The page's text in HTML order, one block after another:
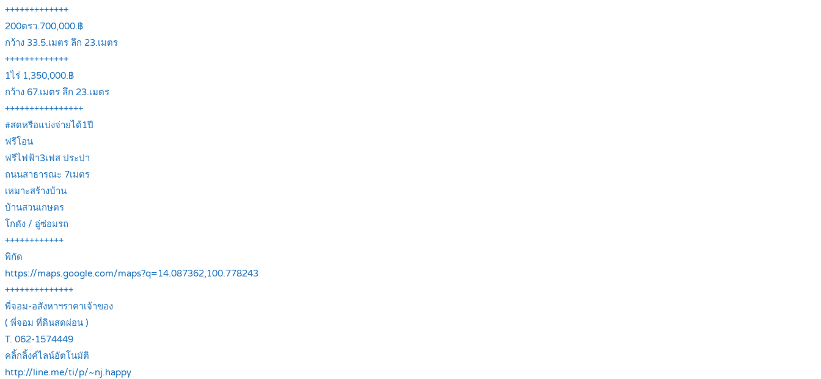
+++++++++++++
200ตรว.700,000.฿
กว้าง 33.5.เมตร ลึก 23.เมตร
+++++++++++++
1ไร่ 1,350,000.฿
กว้าง 67.เมตร ลึก 23.เมตร
++++++++++++++++
#สดหรือแบ่งจ่ายได้1ปี
ฟรีโอน
ฟรีไฟฟ้า3เฟส ประปา
ถนนสาธารณะ 7เมตร
เหมาะสร้างบ้าน
บ้านสวนเกษตร
โกดัง / อู่ซ่อมรถ
++++++++++++
พิกัด
https://maps.google.com/maps?q=14.087362,100.778243
++++++++++++++
พี่จอม-อสังหาฯราคาเจ้าของ
( พี่จอม ที่ดินสดผ่อน )
T. 062-1574449
คลิ้กลิ้งค์ไลน์อัตโนมัติ
http://line.me/ti/p/~nj.happy